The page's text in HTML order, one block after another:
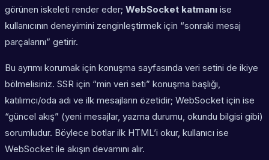
görünen iskeleti render eder; WebSocket katmanı ise
kullanıcının deneyimini zenginleştirmek için “sonraki mesaj
parçalarını” getirir.
Bu ayrımı korumak için konuşma sayfasında veri setini de ikiye
bölmelisiniz. SSR için “min veri seti” konuşma başlığı,
katılımcı/oda adı ve ilk mesajların özetidir; WebSocket için ise
“güncel akış” (yeni mesajlar, yazma durumu, okundu bilgisi gibi)
sorumludur. Böylece botlar ilk HTML’i okur, kullanıcı ise
WebSocket ile akışın devamını alır.